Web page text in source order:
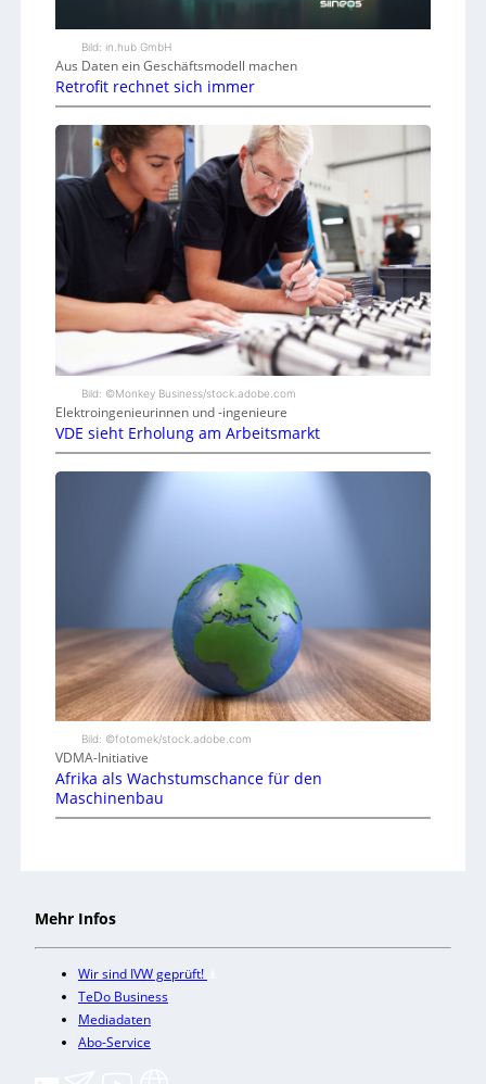
Bild: in.hub GmbH
Aus Daten ein Geschäftsmodell machen
Retrofit rechnet sich immer
Bild: ©Monkey Business/stock.adobe.com
Elektroingenieurinnen und -ingenieure
VDE sieht Erholung am Arbeitsmarkt
Bild: ©fotomek/stock.adobe.com
VDMA-Initiative
Afrika als Wachstumschance für den
Maschinenbau
Mehr Infos
Wir sind IVW geprüft!
TeDo Business
Mediadaten
Abo-Service